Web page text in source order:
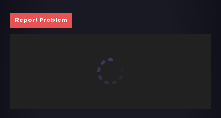
Report Problem